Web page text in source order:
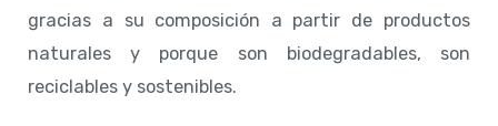
gracias a su composición a partir de productos
naturales y porque son biodegradables, son
reciclables y sostenibles.